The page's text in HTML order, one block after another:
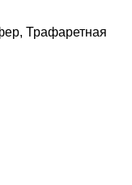
Трафаретная